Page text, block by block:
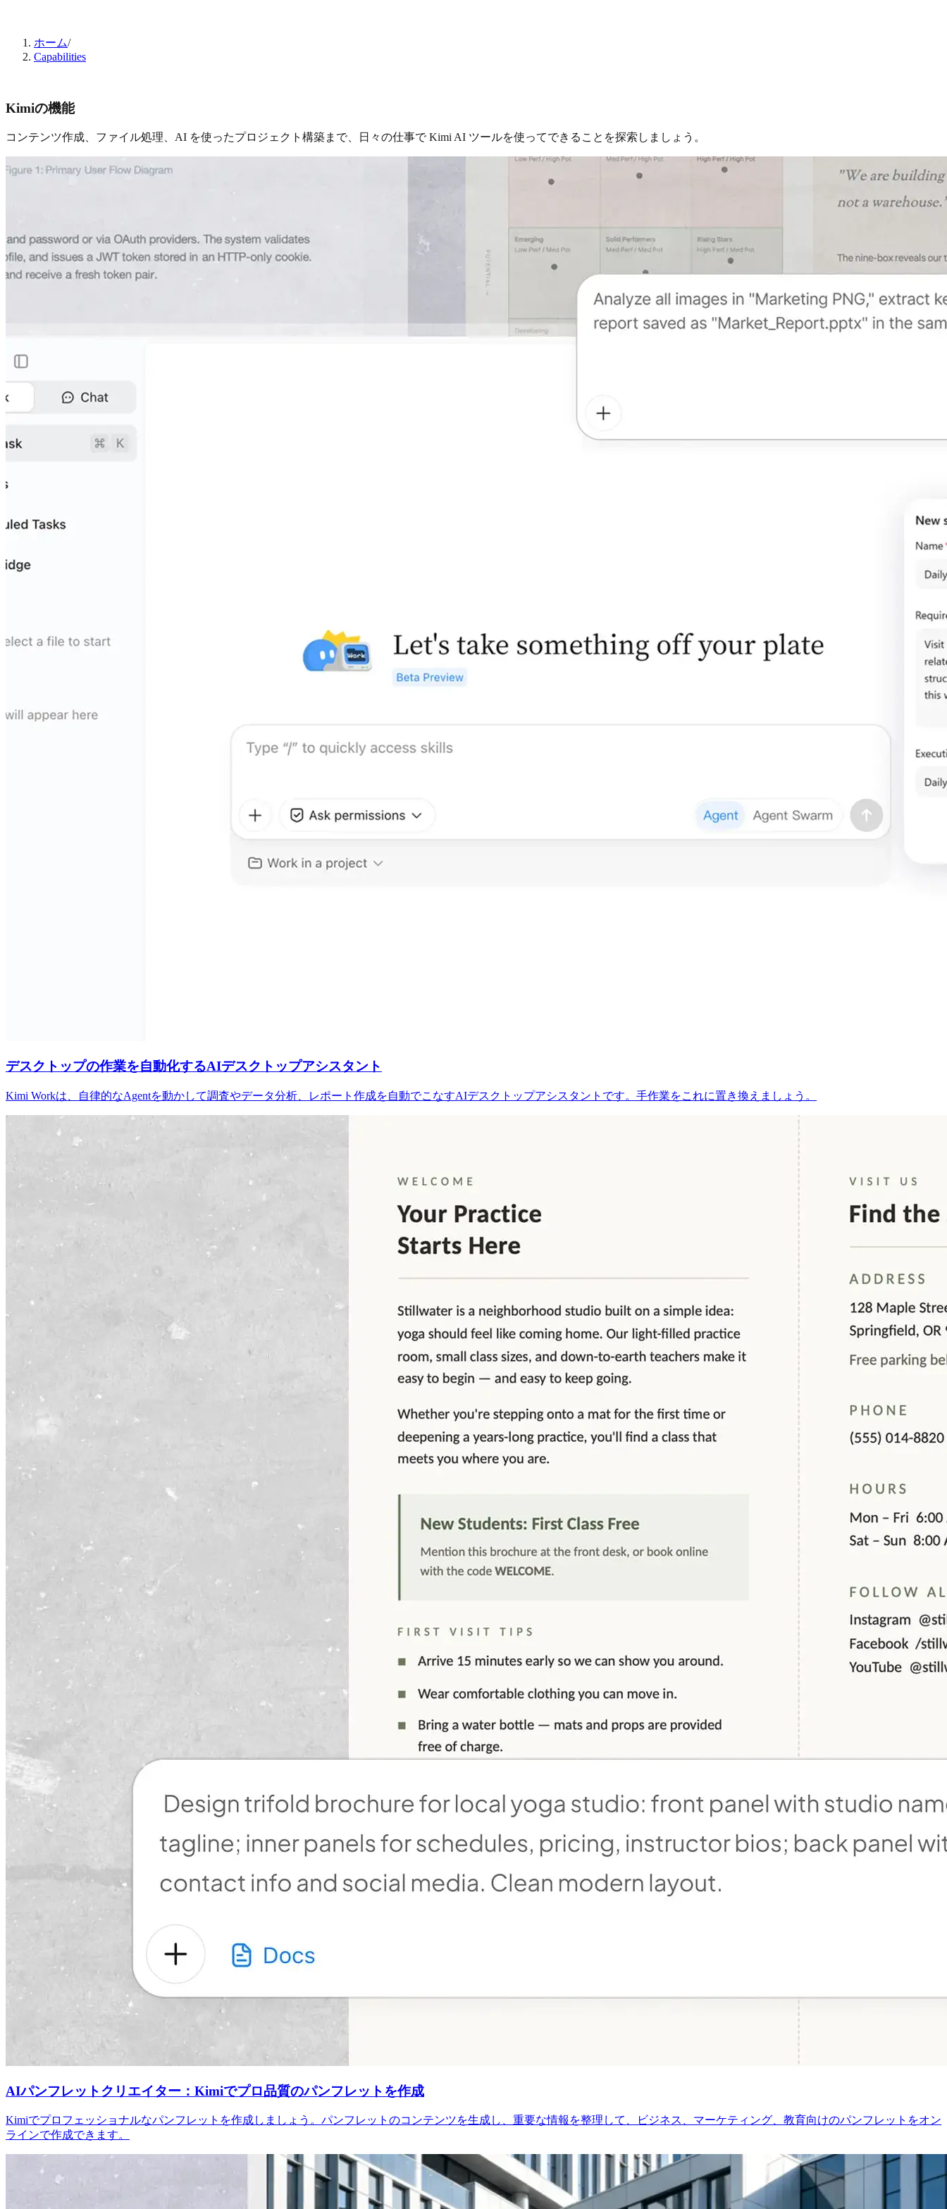
ホーム/
Capabilities
Kimiの機能
コンテンツ作成、ファイル処理、AI を使ったプロジェクト構築まで、日々の仕事で Kimi AI ツールを使ってできることを探索しましょう。
デスクトップの作業を自動化するAIデスクトップアシスタント
Kimi Workは、自律的なAgentを動かして調査やデータ分析、レポート作成を自動でこなすAIデスクトップアシスタントです。手作業をこれに置き換えましょう。
AIパンフレットクリエイター：Kimiでプロ品質のパンフレットを作成
Kimiでプロフェッショナルなパンフレットを作成しましょう。パンフレットのコンテンツを生成し、重要な情報を整理して、ビジネス、マーケティング、教育向けのパンフレットをオン
ラインで作成できます。